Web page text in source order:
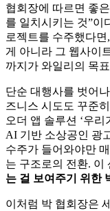
협회장에 따르면 좋
를 일치시키는 것”이
로젝트를 수주했다
게 아니라 그 웹사이
까지가 와일리의 목
단순 대행사를 벗어
즈니스 시도도 꾸준
오더 앱 솔루션 ‘우
AI 기반 소상공인 광
수주가 들어와야만
는 구조로의 전환. 이
는 걸 보여주기 위한
이처럼 박 협회장은